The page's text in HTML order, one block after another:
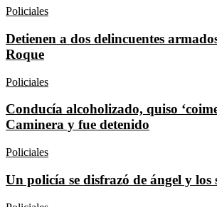
Policiales
Detienen a dos delincuentes
Roque
Policiales
Conducía alcoholizado, quiso
Caminera y fue detenido
Policiales
Un policía se disfrazó de ángel y los